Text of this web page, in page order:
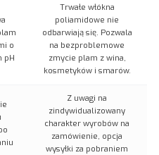
o
pH
Trwałe włókna
poliamidowe nie
odbarwiają się. Pozwala
na bezproblemowe
zmycie plam z wina,
kosmetyków i smarów.
Z uwagi na
zindywidualizowany
charakter wyrobów na
zamówienie, opcja
wysyłki za pobraniem